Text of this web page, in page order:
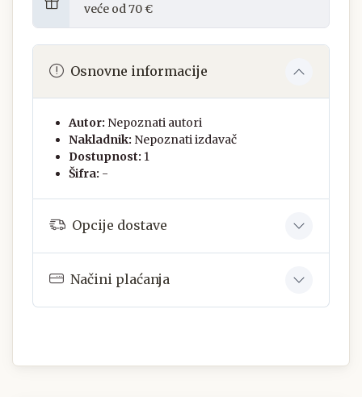
veće od 70 €
Osnovne informacije
Autor: Nepoznati autori
Nakladnik: Nepoznati izdavač
Dostupnost: 1
Šifra: -
Opcije dostave
Načini plaćanja